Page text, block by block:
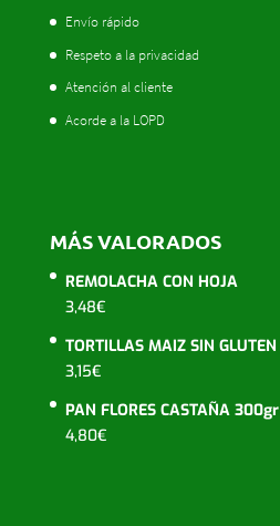
Envío rápido
Respeto a la privacidad
Atención al cliente
Acorde a la LOPD
MÁS VALORADOS
REMOLACHA CON HOJA
3,48€
TORTILLAS MAIZ SIN GLUTEN
3,15€
PAN FLORES CASTAÑA 300gr
4,80€